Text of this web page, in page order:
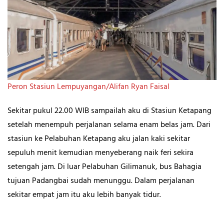
Peron Stasiun Lempuyangan/Alifan Ryan Faisal
Sekitar pukul 22.00 WIB sampailah aku di Stasiun Ketapang
setelah menempuh perjalanan selama enam belas jam. Dari
stasiun ke Pelabuhan Ketapang aku jalan kaki sekitar
sepuluh menit kemudian menyeberang naik feri sekira
setengah jam. Di luar Pelabuhan Gilimanuk, bus Bahagia
tujuan Padangbai sudah menunggu. Dalam perjalanan
sekitar empat jam itu aku lebih banyak tidur.